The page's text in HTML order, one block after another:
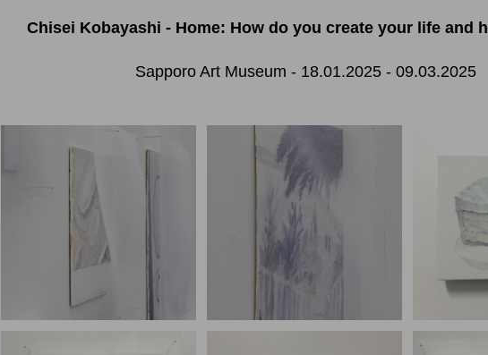
Chisei Kobayashi - Home: How do you create your life and
Sapporo Art Museum - 18.01.2025 - 09.03.2025